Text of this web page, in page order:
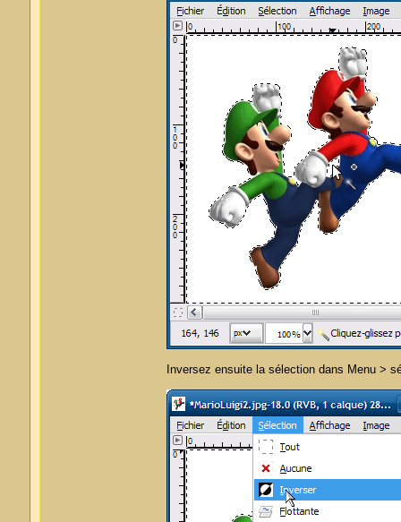
Inversez ensuite la sélection dans Menu >